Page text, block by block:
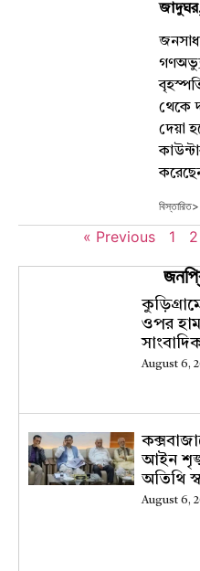
ওপর
August 6,
আইন
অতিথি
August 6,
থেকে
দেয়া
বিস্তারিত>
« Previous 1 2